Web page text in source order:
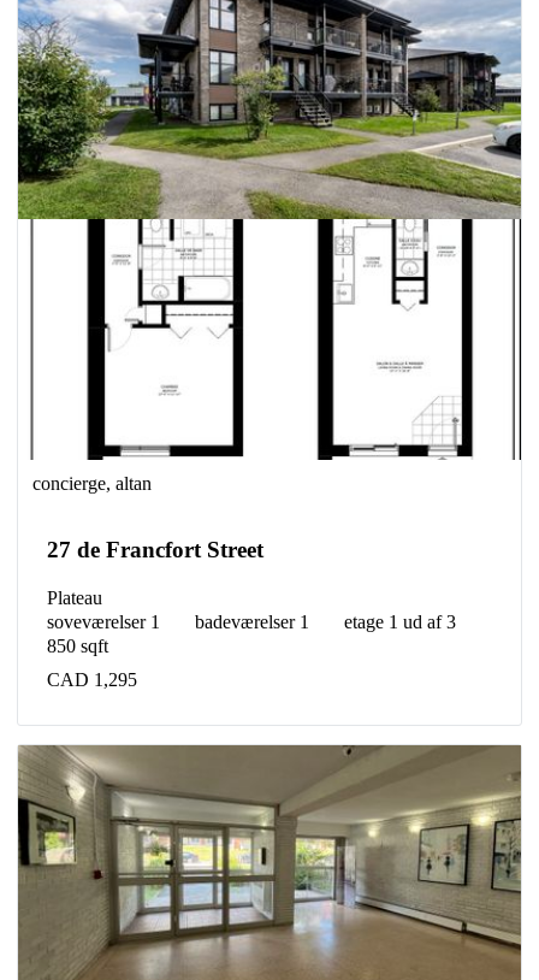
concierge, altan
27 de Francfort Street
Plateau
soveværelser 1
badeværelser 1
etage 1 ud af 3
850 sqft
CAD 1,295